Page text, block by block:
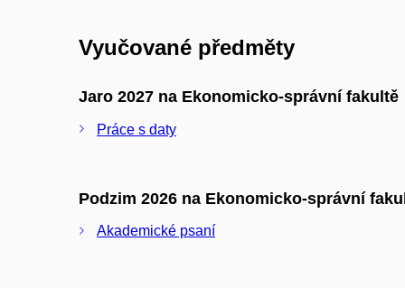
Vyučované předměty
Jaro 2027 na Ekonomicko-správní fakultě
Práce s daty
Podzim 2026 na Ekonomicko-správní
Akademické psaní